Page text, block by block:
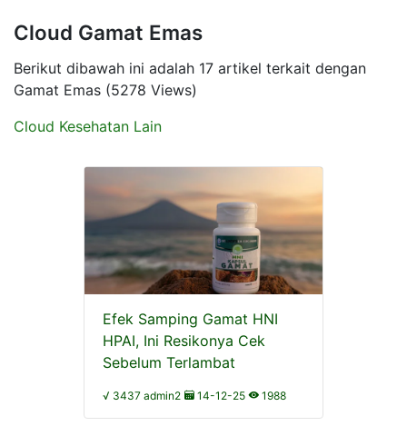
Cloud Gamat Emas
Berikut dibawah ini adalah 17 artikel terkait dengan
Gamat Emas (5278 Views)
Cloud Kesehatan Lain
Efek Samping Gamat HNI
HPAI, Ini Resikonya Cek
Sebelum Terlambat
√ 3437 admin2 14-12-25 1988